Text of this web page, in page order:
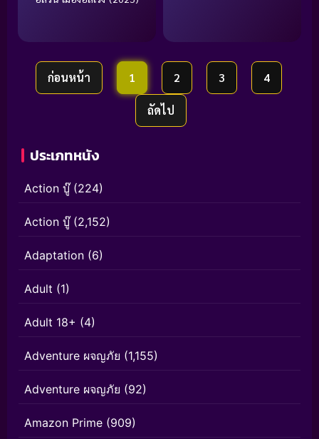
ก่อนหน้า 1 2 3 4
ถัดไป
ประเภทหนัง
Action บู๊(224)
Action บู๊(2,152)
Adaptation (6)
Adult (1)
Adult 18+ (4)
Adventure ผจญภัย (1,155)
Adventure ผจญภัย (92)
Amazon Prime (909)